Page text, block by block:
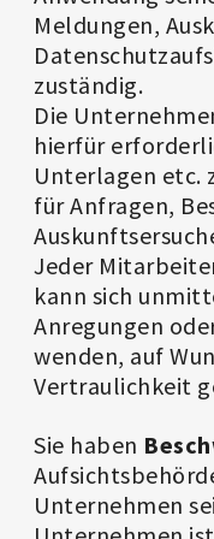
Meldungen,
zuständig.
Die
hierfür
Unterlagen etc.
für Anfragen,
Jeder
kann sich
Anregungen
wenden, auf
Vertraulichkeit
Sie haben
Unternehmen